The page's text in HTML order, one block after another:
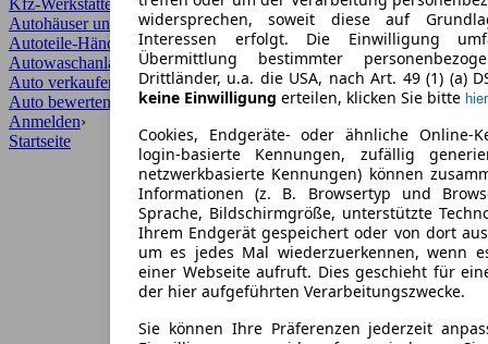
Kfz-Werkstätten
Autohäuser und Händler
Autoteile-Händler
Autowaschanlagen
Auto verkaufen
Auto bewerten
Anmelden›
widersprechen, soweit diese auf
Interessen erfolgt. Die Einwilligung
Übermittlung bestimmter
Drittländer, u.a. die USA, nach Art. 49 (1) (a)
keine Einwilligung erteilen, klicken Sie bitte hier
Cookies, Endgeräte- oder ähnliche Online-
login-basierte Kennungen, zufällig
netzwerkbasierte Kennungen) können
Informationen (z. B. Browsertyp und
Sprache, Bildschirmgröße, unterstützte
Ihrem Endgerät gespeichert oder von dort
um es jedes Mal wiederzuerkennen, wenn
einer Webseite aufruft. Dies geschieht für
der hier aufgeführten Verarbeitungszwecke.
Sie können Ihre Präferenzen jederzeit
Startseite